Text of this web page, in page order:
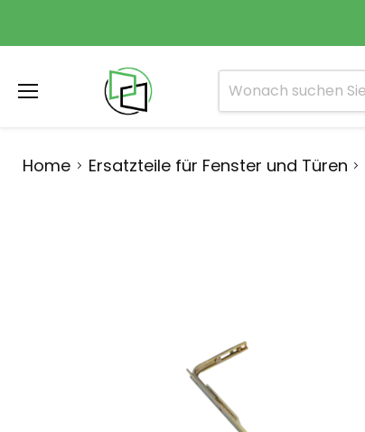
Home
Ersatzteile für Fenster und Türen